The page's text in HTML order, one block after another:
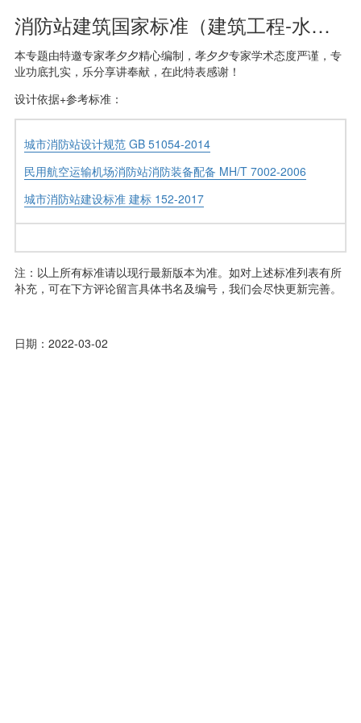
消防站建筑国家标准（建筑工程-水暖专业）
本专题由特邀专家孝夕夕精心编制，孝夕夕专家学术态度严谨，专
业功底扎实，乐分享讲奉献，在此特表感谢！
设计依据+参考标准：
城市消防站设计规范 GB 51054-2014
民用航空运输机场消防站消防装备配备 MH/T 7002-2006
城市消防站建设标准 建标 152-2017
注：以上所有标准请以现行最新版本为准。如对上述标准列表有所
补充，可在下方评论留言具体书名及编号，我们会尽快更新完善。
日期：2022-03-02